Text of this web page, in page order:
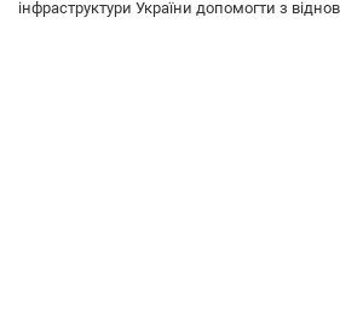
інфраструктури України допомогти з